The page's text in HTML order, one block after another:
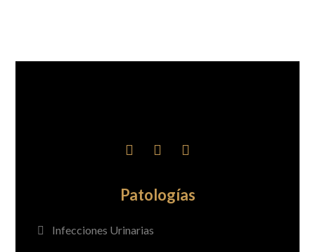
Patologías
Infecciones Urinarias